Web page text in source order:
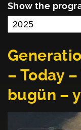
Show the
– Today
bugün –